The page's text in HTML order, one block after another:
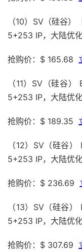
（10）SV（硅谷
5+253 IP，大陆优
抢购价：$ 165.68
（11）SV（硅谷
5+253 IP，大陆优
抢购价：$ 189.35
（12）SV（硅谷
5+253 IP，大陆优
抢购价：$ 236.69
（13）SV（硅谷
5+253 IP，大陆优
抢购价：$ 307.69